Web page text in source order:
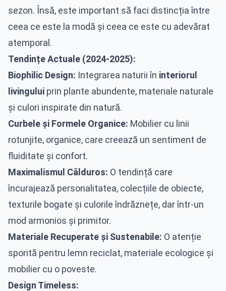
sezon. Însă, este important să faci distincția între
ceea ce este la modă și ceea ce este cu adevărat
atemporal.
Tendințe Actuale (2024-2025):
Biophilic Design: Integrarea naturii în interiorul
livingului prin plante abundente, materiale naturale
și culori inspirate din natură.
Curbele și Formele Organice: Mobilier cu linii
rotunjite, organice, care creează un sentiment de
fluiditate și confort.
Maximalismul Călduros: O tendință care
încurajează personalitatea, colecțiile de obiecte,
texturile bogate și culorile îndrăznețe, dar într-un
mod armonios și primitor.
Materiale Recuperate și Sustenabile: O atenție
sporită pentru lemn reciclat, materiale ecologice și
mobilier cu o poveste.
Design Timeless: